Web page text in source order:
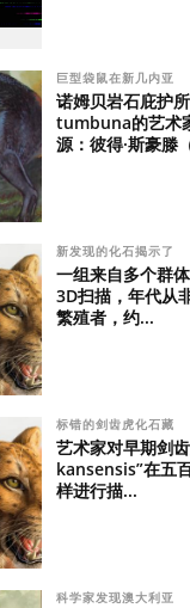
巨型袋鼠在新几内亚
诺姆贝岩石庇护
tumbuna的艺术
源：彼得·斯豪滕
新发现的化石揭示了
一组来自多个群
3D扫描，年代从
繁殖者，约...
标错的剑齿虎化石藏
艺术家对早期剑
kansensis”在五
样进行描...
科学家发现澳大利亚